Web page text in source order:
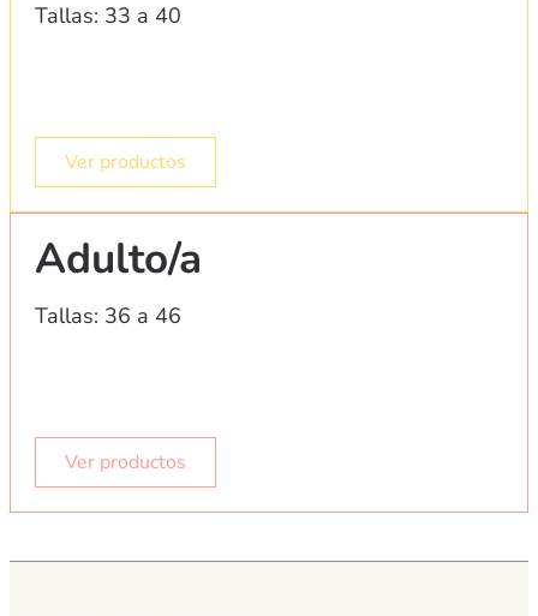
Tallas: 33 a 40
Ver productos
Adulto/a
Tallas: 36 a 46
Ver productos